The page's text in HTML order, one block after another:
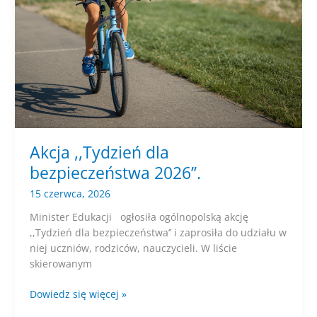
Akcja ,,Tydzień dla
bezpieczeństwa 2026’’.
15 czerwca, 2026
Minister Edukacji ogłosiła ogólnopolską akcję
,,Tydzień dla bezpieczeństwa’’ i zaprosiła do udziału w
niej uczniów, rodziców, nauczycieli. W liście
skierowanym
Akcja
Dowiedz się więcej »